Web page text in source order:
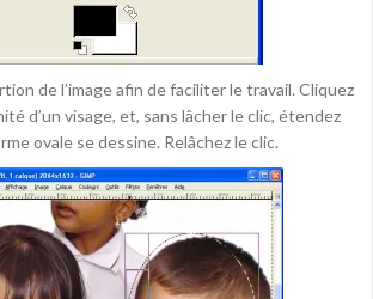
de l’image afin de faciliter le travail. Cliquez
d’un visage, et, sans lâcher le clic, étendez
ovale se dessine. Relâchez le clic.